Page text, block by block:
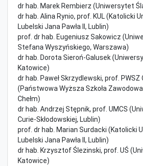
dr hab. Marek Rembierz (Uniwersytet
dr hab. Alina Rynio, prof. KUL (Katolicki
Lubelski Jana Pawła II, Lublin)
prof. dr hab. Eugeniusz Sakowicz
Stefana Wyszyńskiego, Warszawa)
dr hab. Dorota Sieroń-Galusek
Katowice)
dr hab. Paweł Skrzydlewski, prof. PWSZ
(Państwowa Wyższa Szkoła Zawodowa
Chełm)
dr hab. Andrzej Stępnik, prof. UMCS
Curie-Skłodowskiej, Lublin)
prof. dr hab. Marian Surdacki (Katolicki
Lubelski Jana Pawła II, Lublin)
dr hab. Krzysztof Ślezinski, prof. UŚ
Katowice)